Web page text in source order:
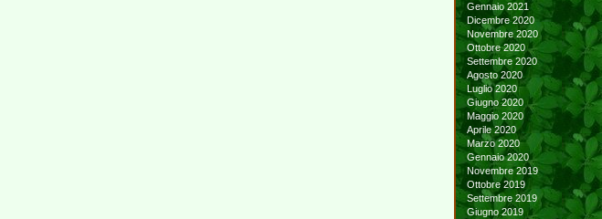
Gennaio 2021
Dicembre 2020
Novembre 2020
Ottobre 2020
Settembre 2020
Agosto 2020
Luglio 2020
Giugno 2020
Maggio 2020
Aprile 2020
Marzo 2020
Gennaio 2020
Novembre 2019
Ottobre 2019
Settembre 2019
Giugno 2019